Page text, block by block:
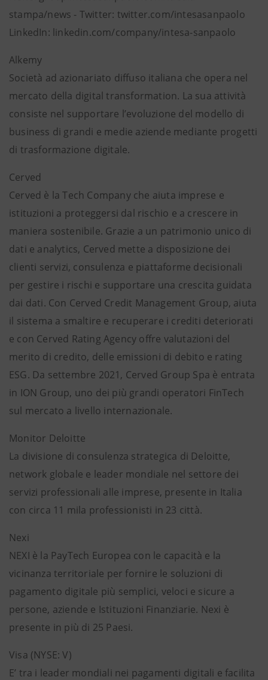
stampa/news - Twitter: twitter.com/intesasanpaolo
LinkedIn: linkedin.com/company/intesa-sanpaolo
Alkemy
Società ad azionariato diffuso italiana che opera nel
mercato della digital transformation. La sua attività
consiste nel supportare l’evoluzione del modello di
business di grandi e medie aziende mediante progetti
di trasformazione digitale.
Cerved
Cerved è la Tech Company che aiuta imprese e
istituzioni a proteggersi dal rischio e a crescere in
maniera sostenibile. Grazie a un patrimonio unico di
dati e analytics, Cerved mette a disposizione dei
clienti servizi, consulenza e piattaforme decisionali
per gestire i rischi e supportare una crescita guidata
dai dati. Con Cerved Credit Management Group, aiuta
il sistema a smaltire e recuperare i crediti deteriorati
e con Cerved Rating Agency offre valutazioni del
merito di credito, delle emissioni di debito e rating
ESG. Da settembre 2021, Cerved Group Spa è entrata
in ION Group, uno dei più grandi operatori FinTech
sul mercato a livello internazionale.
Monitor Deloitte
La divisione di consulenza strategica di Deloitte,
network globale e leader mondiale nel settore dei
servizi professionali alle imprese, presente in Italia
con circa 11 mila professionisti in 23 città.
Nexi
NEXI è la PayTech Europea con le capacità e la
vicinanza territoriale per fornire le soluzioni di
pagamento digitale più semplici, veloci e sicure a
persone, aziende e Istituzioni Finanziarie. Nexi è
presente in più di 25 Paesi.
Visa (NYSE: V)
E’ tra i leader mondiali nei pagamenti digitali e facilita